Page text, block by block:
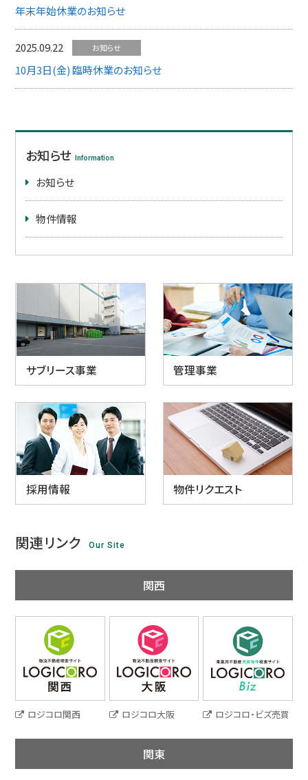
年末年始休業のお知らせ
2025.09.22 お知らせ
10月3日(金) 臨時休業のお知らせ
お知らせ Information
お知らせ
物件情報
サブリース事業 管理事業
採用情報 物件リクエスト
関連リンク Our Site
関西
ロジコロ関西 ロジコロ大阪 ロジコロ・ビズ売買
関東